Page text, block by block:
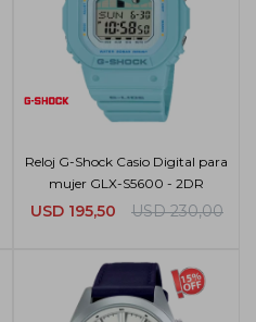
Reloj G-Shock Casio Digital para
mujer GLX-S5600 - 2DR
USD 195,50 USD 230,00